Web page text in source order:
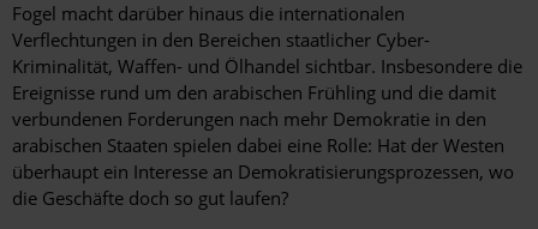
Fogel macht darüber hinaus die internationalen
Verflechtungen in den Bereichen staatlicher Cyber-
Kriminalität, Waffen- und Ölhandel sichtbar. Insbesondere die
Ereignisse rund um den arabischen Frühling und die damit
verbundenen Forderungen nach mehr Demokratie in den
arabischen Staaten spielen dabei eine Rolle: Hat der Westen
überhaupt ein Interesse an Demokratisierungsprozessen, wo
die Geschäfte doch so gut laufen?